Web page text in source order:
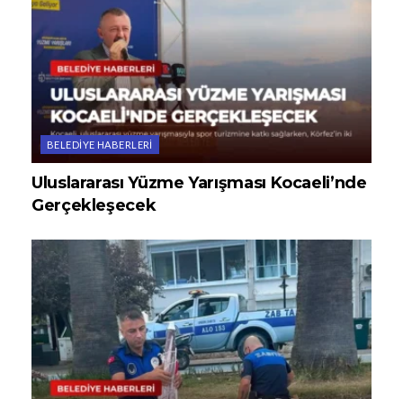
BELEDIYE HABERLERI
Uluslararası Yüzme Yarışması Kocaeli’nde
Gerçekleşecek